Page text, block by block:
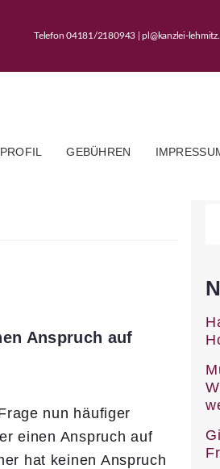
Telefon 04181/2180943 | pl@kanzlei-
PROFIL GEBÜHREN
Anspruch auf
nun häufiger
einen Anspruch auf
hat keinen Anspruch